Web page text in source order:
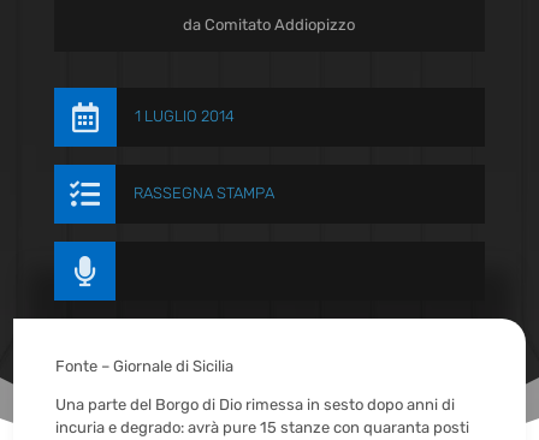
daComitato Addiopizzo
 1 LUGLIO 2014
 RASSEGNA STAMPA

Fonte – Giornale di Sicilia
Una parte del Borgo di Dio rimessa in sesto dopo anni di
incuria e degrado: avrà pure 15 stanze con quaranta posti